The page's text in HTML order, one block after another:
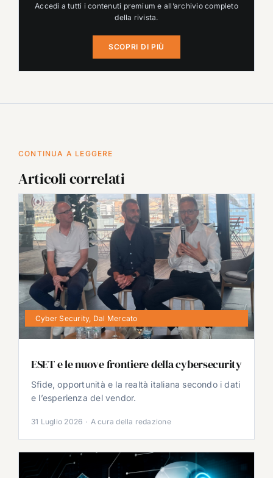
Accedi a tutti i contenuti premium e all’archivio completo
della rivista.
SCOPRI DI PIÙ
CONTINUA A LEGGERE
Articoli correlati
Cyber Security, Dal Mercato
ESET e le nuove frontiere della cybersecurity
Sfide, opportunità e la realtà italiana secondo i dati
e l’esperienza del vendor.
31 Luglio 2026 · A cura della redazione